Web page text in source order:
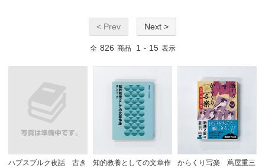
< Prev Next >
全 826 商品 1 - 15 表示
ハプスブルク夜話 古き
知的教養としての文章作
からくり写楽 蔦屋重三